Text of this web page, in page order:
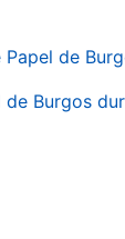
de
Burgos